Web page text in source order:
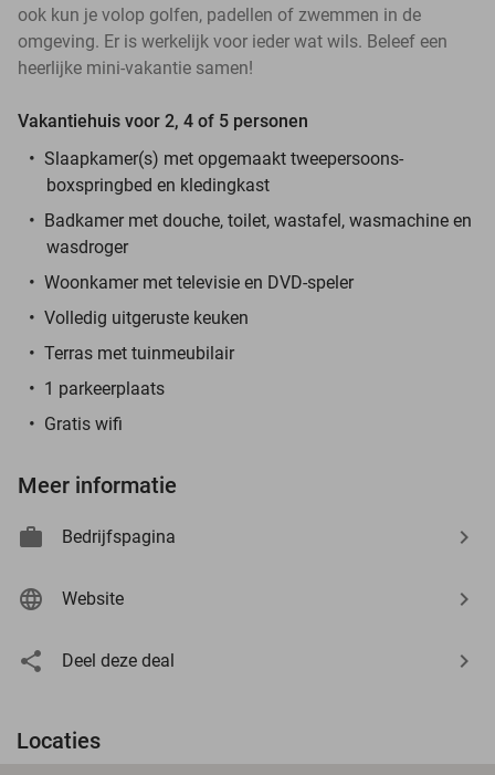
ook kun je volop golfen, padellen of zwemmen in de
omgeving. Er is werkelijk voor ieder wat wils. Beleef een
heerlijke mini-vakantie samen!
Vakantiehuis voor 2, 4 of 5 personen
Slaapkamer(s) met opgemaakt tweepersoons-
boxspringbed en kledingkast
Badkamer met douche, toilet, wastafel, wasmachine en
wasdroger
Woonkamer met televisie en DVD-speler
Volledig uitgeruste keuken
Terras met tuinmeubilair
1 parkeerplaats
Gratis wifi
Meer informatie
Bedrijfspagina
Website
Deel deze deal
Locaties